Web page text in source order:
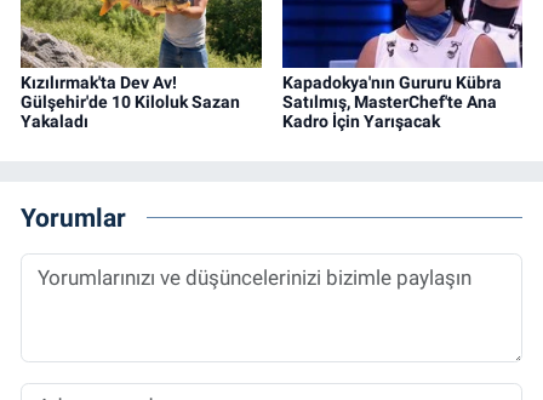
Kızılırmak'ta Dev Av!
Gülşehir'de 10 Kiloluk Sazan
Yakaladı
Kapadokya'nın Gururu Kübra
Satılmış, MasterChef'te Ana
Kadro İçin Yarışacak
Yorumlar